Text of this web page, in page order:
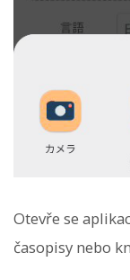
Otevře se
časopisy nebo